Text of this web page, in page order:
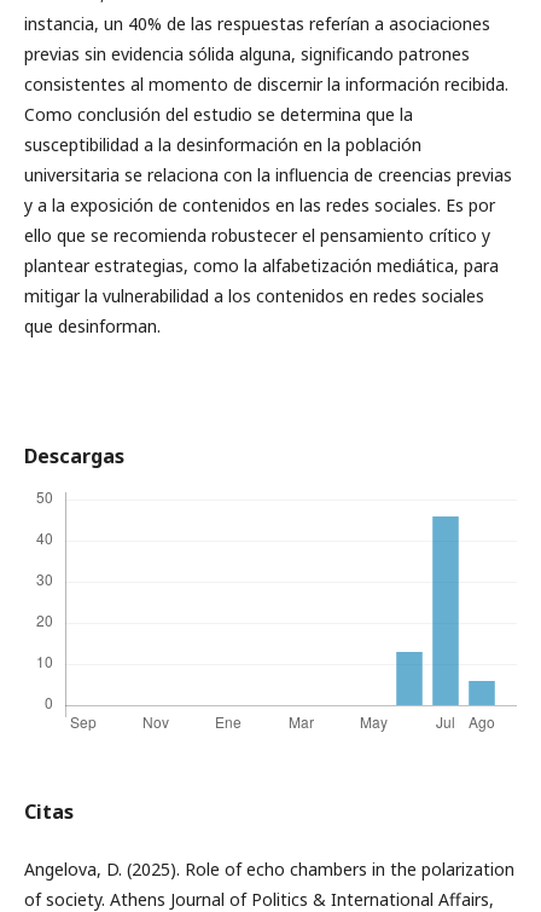
instancia, un 40% de las respuestas referían a asociaciones
previas sin evidencia sólida alguna, significando patrones
consistentes al momento de discernir la información recibida.
Como conclusión del estudio se determina que la
susceptibilidad a la desinformación en la población
universitaria se relaciona con la influencia de creencias previas
y a la exposición de contenidos en las redes sociales. Es por
ello que se recomienda robustecer el pensamiento crítico y
plantear estrategias, como la alfabetización mediática, para
mitigar la vulnerabilidad a los contenidos en redes sociales
que desinforman.
Descargas
Citas
Angelova, D. (2025). Role of echo chambers in the polarization
of society. Athens Journal of Politics & International Affairs,